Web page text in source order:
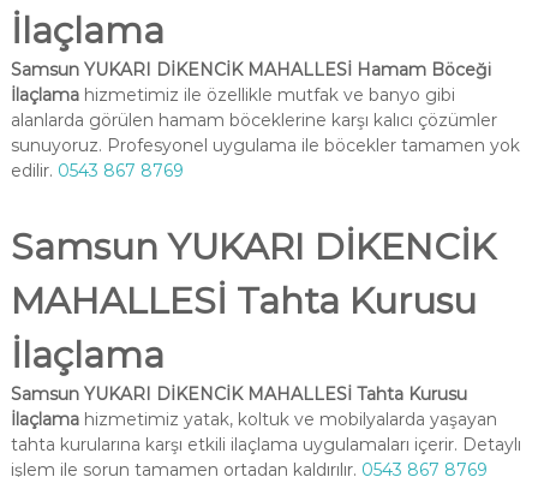
İlaçlama
Samsun YUKARI DİKENCİK MAHALLESİ Hamam Böceği
İlaçlamahizmetimiz ile özellikle mutfak ve banyo gibi
alanlarda görülen hamam böceklerine karşı kalıcı çözümler
sunuyoruz. Profesyonel uygulama ile böcekler tamamen yok
edilir. 0543 867 8769
Samsun YUKARI DİKENCİK
MAHALLESİ Tahta Kurusu
İlaçlama
Samsun YUKARI DİKENCİK MAHALLESİ Tahta Kurusu
İlaçlamahizmetimiz yatak, koltuk ve mobilyalarda yaşayan
tahta kurularına karşı etkili ilaçlama uygulamaları içerir. Detaylı
işlem ile sorun tamamen ortadan kaldırılır. 0543 867 8769